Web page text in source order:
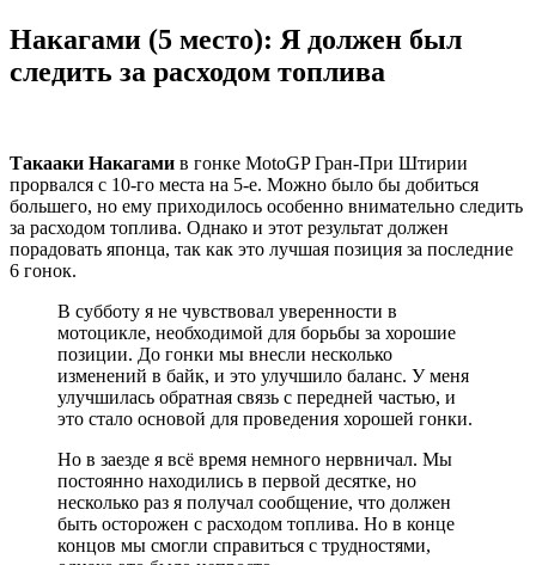
Накагами (5 место): Я должен был
следить за расходом топлива
Такааки Накагами в гонке MotoGP Гран-При Штирии
прорвался с 10-го места на 5-е. Можно было бы добиться
большего, но ему приходилось особенно внимательно следить
за расходом топлива. Однако и этот результат должен
порадовать японца, так как это лучшая позиция за последние
6 гонок.
В субботу я не чувствовал уверенности в
мотоцикле, необходимой для борьбы за хорошие
позиции. До гонки мы внесли несколько
изменений в байк, и это улучшило баланс. У меня
улучшилась обратная связь с передней частью, и
это стало основой для проведения хорошей гонки.
Но в заезде я всё время немного нервничал. Мы
постоянно находились в первой десятке, но
несколько раз я получал сообщение, что должен
быть осторожен с расходом топлива. Но в конце
концов мы смогли справиться с трудностями,